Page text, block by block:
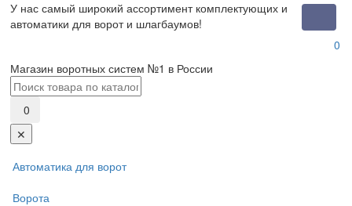
У нас самый широкий ассортимент комплектующих и
автоматики для ворот и шлагбаумов!
0
Магазин воротных систем №1 в России
0
✕
Автоматика для ворот
Ворота